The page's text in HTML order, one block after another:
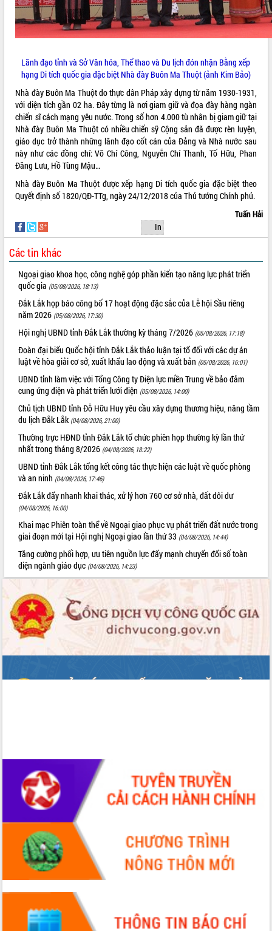
Bí thư Tỉnh ủy Lương Nguyễn Minh
Triết thăm, tặng quà người có công với
cách mạng
văn hóa, thể thao đáp ứng yêu cầu
phát triển mới
Thường trực HĐND tỉnh Đắk Lắk gặp
mặt Đoàn chuyên gia y tế TP. Hồ Chí
Minh
Lễ truy điệu và an táng hài cốt liệt sĩ
tại Nghĩa trang Liệt sĩ xã Sơn Hòa
Bàn giải pháp tháo gỡ khó khăn trong
xuất khẩu sầu riêng và triển khai quy
định EUDR
Thứ trưởng Bộ Nông nghiệp và Môi
sầu riêng tại Đắk Lắk
món ăn từ sầu riêng
Đắk Lắk công bố Quy hoạch và xúc
tiến đầu tư tỉnh
Ngành cá ngừ Đắk Lắk chủ động thích
ứng để giữ vững thị trường xuất khẩu
Diễn đàn Kinh tế tư nhân Việt Nam đột
phá cơ chế - Hợp tác công tư
Đề án 06 tạo bước ngoặt đột phá trong
cải cách hành chính tỉnh Đắk Lắk
Kết nối tour, đẩy mạnh chuyển đổi số
để phát triển du lịch Đắk Lắk
Khởi động Dự án Đầu tư xây dựng hạ
tầng kỹ thuật Cụm công nghiệp Tân
Tiến
Gặp mặt các cơ quan báo chí nhân Kỷ
niệm 101 năm Ngày Báo chí Cách
mạng Việt Nam
hiện Đề án 06 của Chính phủ
Họp báo thông tin về Hội nghị Công bố
Quy hoạch và Xúc tiến đầu tư tỉnh Đắk
Lắk
Khơi thông điểm nghẽn, đẩy nhanh
giải ngân vốn khắc phục thiên tai
HĐND tỉnh thông qua điều chỉnh Quy
hoạch tỉnh thời kỳ 2021-2030
Hội thảo góp ý hồ sơ điều chỉnh quy
hoạch tỉnh Đắk Lắk thời kỳ 2021-2030,
tầm nhìn đến năm 2050
Nâng cao hiệu quả hoạt động của các
Hội nghị triển khai kết nối mạng
UBND tỉnh họp báo định kỳ tháng 4
năm 2026
Hội thảo khoa học “Giải pháp thúc đẩy
phát triển nền kinh tế xanh tại tỉnh
Đắk Lắk”
Tăng cường giám sát, đôn đốc thực
hiện nhiệm vụ quản lý tài sản công
hàng tuần
công tác cải cách thủ tục hành chính
tại Trung tâm Phục vụ hành chính
công tỉnh
LIÊN KẾT WEB
THỐNG KÊ TRUY CẬP
Hôm nay: 22660
Lãnh đạo tỉnh và Sở Văn hóa, Thể thao và Du lịch đón nhận Bằng xếp
hạng Di tích quốc gia đặc biệt Nhà đày Buôn Ma Thuột (ảnh Kim Bảo)
Nhà đày Buôn Ma Thuột do thực dân Pháp xây dựng từ năm 1930-1931,
với diện tích gần 02 ha. Đây từng là nơi giam giữ và đọa đày hàng ngàn
chiến sĩ cách mạng yêu nước. Trong số hơn 4.000 tù nhân bị giam giữ tại
Nhà đày Buôn Ma Thuột có nhiều chiến sỹ Cộng sản đã được rèn luyện,
giáo dục trở thành những lãnh đạo cốt cán của Đảng và Nhà nước sau
này như các đồng chí: Võ Chí Công, Nguyễn Chí Thanh, Tố Hữu, Phan
Đăng Lưu, Hồ Tùng Mậu…
Nhà đày Buôn Ma Thuột được xếp hạng Di tích quốc gia đặc biệt theo
Quyết định số 1820/QĐ-TTg, ngày 24/12/2018 của Thủ tướng Chính phủ.
Tuấn Hải
In
Các tin khác
Ngoại giao khoa học, công nghệ góp phần kiến tạo năng lực phát triển
quốc gia (05/08/2026, 18:13)
Đắk Lắk họp báo công bố 17 hoạt động đặc sắc của Lễ hội Sầu riêng
năm 2026 (05/08/2026, 17:30)
Hội nghị UBND tỉnh Đắk Lắk thường kỳ tháng 7/2026 (05/08/2026, 17:18)
Đoàn đại biểu Quốc hội tỉnh Đắk Lắk thảo luận tại tổ đối với các dự án
luật về hòa giải cơ sở, xuất khẩu lao động và xuất bản (05/08/2026, 16:01)
UBND tỉnh làm việc với Tổng Công ty Điện lực miền Trung về bảo đảm
cung ứng điện và phát triển lưới điện (05/08/2026, 14:00)
Chủ tịch UBND tỉnh Đỗ Hữu Huy yêu cầu xây dựng thương hiệu, nâng tầm
du lịch Đắk Lắk (04/08/2026, 21:00)
Thường trực HĐND tỉnh Đắk Lắk tổ chức phiên họp thường kỳ lần thứ
nhất trong tháng 8/2026 (04/08/2026, 18:22)
UBND tỉnh Đắk Lắk tổng kết công tác thực hiện các luật về quốc phòng
và an ninh (04/08/2026, 17:46)
Đắk Lắk đẩy nhanh khai thác, xử lý hơn 760 cơ sở nhà, đất dôi dư
(04/08/2026, 16:00)
Khai mạc Phiên toàn thể về Ngoại giao phục vụ phát triển đất nước trong
giai đoạn mới tại Hội nghị Ngoại giao lần thứ 33 (04/08/2026, 14:44)
Tăng cường phối hợp, ưu tiên nguồn lực đẩy mạnh chuyển đổi số toàn
diện ngành giáo dục (04/08/2026, 14:23)